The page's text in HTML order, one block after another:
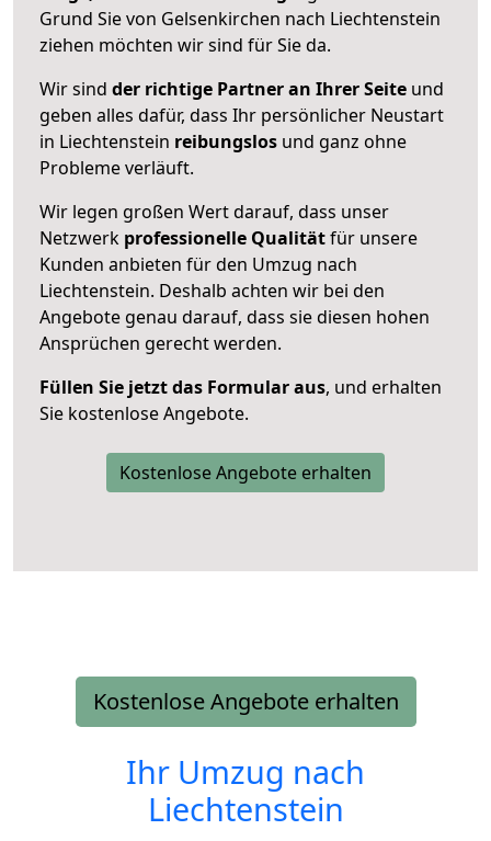
Grund Sie von Gelsenkirchen nach Liechtenstein
ziehen möchten wir sind für Sie da.
Wir sind der richtige Partner an Ihrer Seite und
geben alles dafür, dass Ihr persönlicher Neustart
in Liechtenstein reibungslos und ganz ohne
Probleme verläuft.
Wir legen großen Wert darauf, dass unser
Netzwerk professionelle Qualitätfür unsere
Kunden anbieten für den Umzug nach
Liechtenstein. Deshalb achten wir bei den
Angebote genau darauf, dass sie diesen hohen
Ansprüchen gerecht werden.
Füllen Sie jetzt das Formular aus, und erhalten
Sie kostenlose Angebote.
Kostenlose Angebote erhalten
Kostenlose Angebote erhalten
Ihr Umzug nach
Liechtenstein